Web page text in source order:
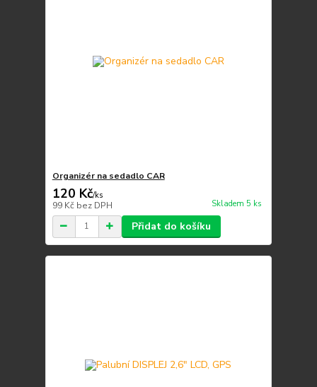
Organizér na sedadlo CAR
120 Kč/ks
99 Kč bez DPH Skladem 5 ks
Přidat do košíku